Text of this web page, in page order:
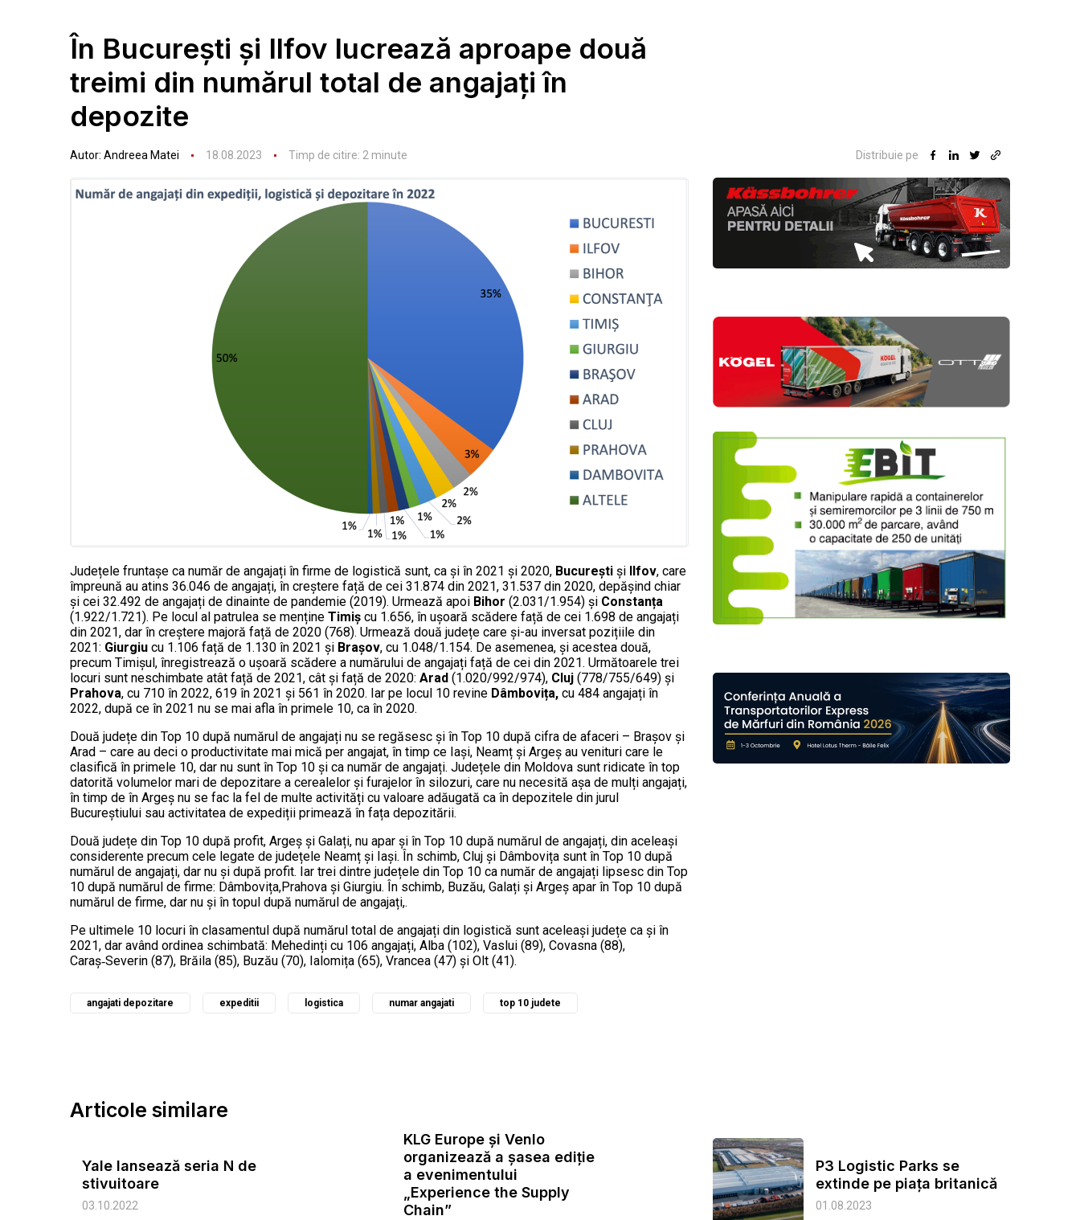
În București și Ilfov lucrează aproape două
treimi din numărul total de angajați în
depozite
Autor: Andreea Matei 18.08.2023 Timp de citire: 2 minute Distribuie pe
Județele fruntașe ca număr de angajați în firme de logistică sunt, ca și în 2021 și 2020, București și Ilfov, care
împreună au atins 36.046 de angajați, în creștere față de cei 31.874 din 2021, 31.537 din 2020, depășind chiar
și cei 32.492 de angajați de dinainte de pandemie (2019). Urmează apoi Bihor (2.031/1.954) și Constanța
(1.922/1.721). Pe locul al patrulea se menține Timiș cu 1.656, în ușoară scădere față de cei 1.698 de angajați
din 2021, dar în creștere majoră față de 2020 (768). Urmează două județe care și-au inversat pozițiile din
2021: Giurgiu cu 1.106 față de 1.130 în 2021 și Brașov, cu 1.048/1.154. De asemenea, și acestea două,
precum Timișul, înregistrează o ușoară scădere a numărului de angajați față de cei din 2021. Următoarele trei
locuri sunt neschimbate atât față de 2021, cât și față de 2020: Arad (1.020/992/974), Cluj (778/755/649) și
Prahova, cu 710 în 2022, 619 în 2021 și 561 în 2020. Iar pe locul 10 revine Dâmbovița, cu 484 angajați în
2022, după ce în 2021 nu se mai afla în primele 10, ca în 2020.
Două județe din Top 10 după numărul de angajați nu se regăsesc și în Top 10 după cifra de afaceri – Brașov și
Arad – care au deci o productivitate mai mică per angajat, în timp ce Iași, Neamț și Argeș au venituri care le
clasifică în primele 10, dar nu sunt în Top 10 și ca număr de angajați. Județele din Moldova sunt ridicate în top
datorită volumelor mari de depozitare a cerealelor și furajelor în silozuri, care nu necesită așa de mulți angajați,
în timp de în Argeș nu se fac la fel de multe activități cu valoare adăugată ca în depozitele din jurul
Bucureștiului sau activitatea de expediții primează în fața depozitării.
Două județe din Top 10 după profit, Argeș și Galați, nu apar și în Top 10 după numărul de angajați, din aceleași
considerente precum cele legate de județele Neamț și Iași. În schimb, Cluj și Dâmbovița sunt în Top 10 după
numărul de angajați, dar nu și după profit. Iar trei dintre județele din Top 10 ca număr de angajați lipsesc din Top
10 după numărul de firme: Dâmbovița,Prahova și Giurgiu. În schimb, Buzău, Galați și Argeș apar în Top 10 după
numărul de firme, dar nu și în topul după numărul de angajați,.
Pe ultimele 10 locuri în clasamentul după numărul total de angajați din logistică sunt aceleași județe ca și în
2021, dar având ordinea schimbată: Mehedinți cu 106 angajați, Alba (102), Vaslui (89), Covasna (88),
Caraș‑Severin (87), Brăila (85), Buzău (70), Ialomița (65), Vrancea (47) și Olt (41).
angajati depozitare expeditii logistica numar angajati top 10 judete
Articole similare
Yale lansează seria N de
stivuitoare
03.10.2022
KLG Europe și Venlo
organizează a șasea ediție
a evenimentului
„Experience the Supply
Chain”
P3 Logistic Parks se
extinde pe piața britanică
01.08.2023